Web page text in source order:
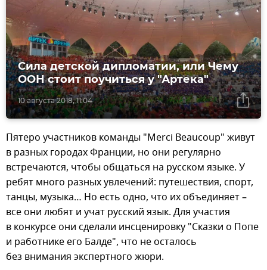
10 августа 2018, 11:04
Сила детской дипломатии, или Чему
ООН стоит поучиться у "Артека"
Пятеро участников команды "Merci Beaucoup" живут
в разных городах Франции, но они регулярно
встречаются, чтобы общаться на русском языке. У
ребят много разных увлечений: путешествия, спорт,
танцы, музыка… Но есть одно, что их объединяет –
все они любят и учат русский язык. Для участия
в конкурсе они сделали инсценировку "Сказки о Попе
и работнике его Балде", что не осталось
без внимания экспертного жюри.